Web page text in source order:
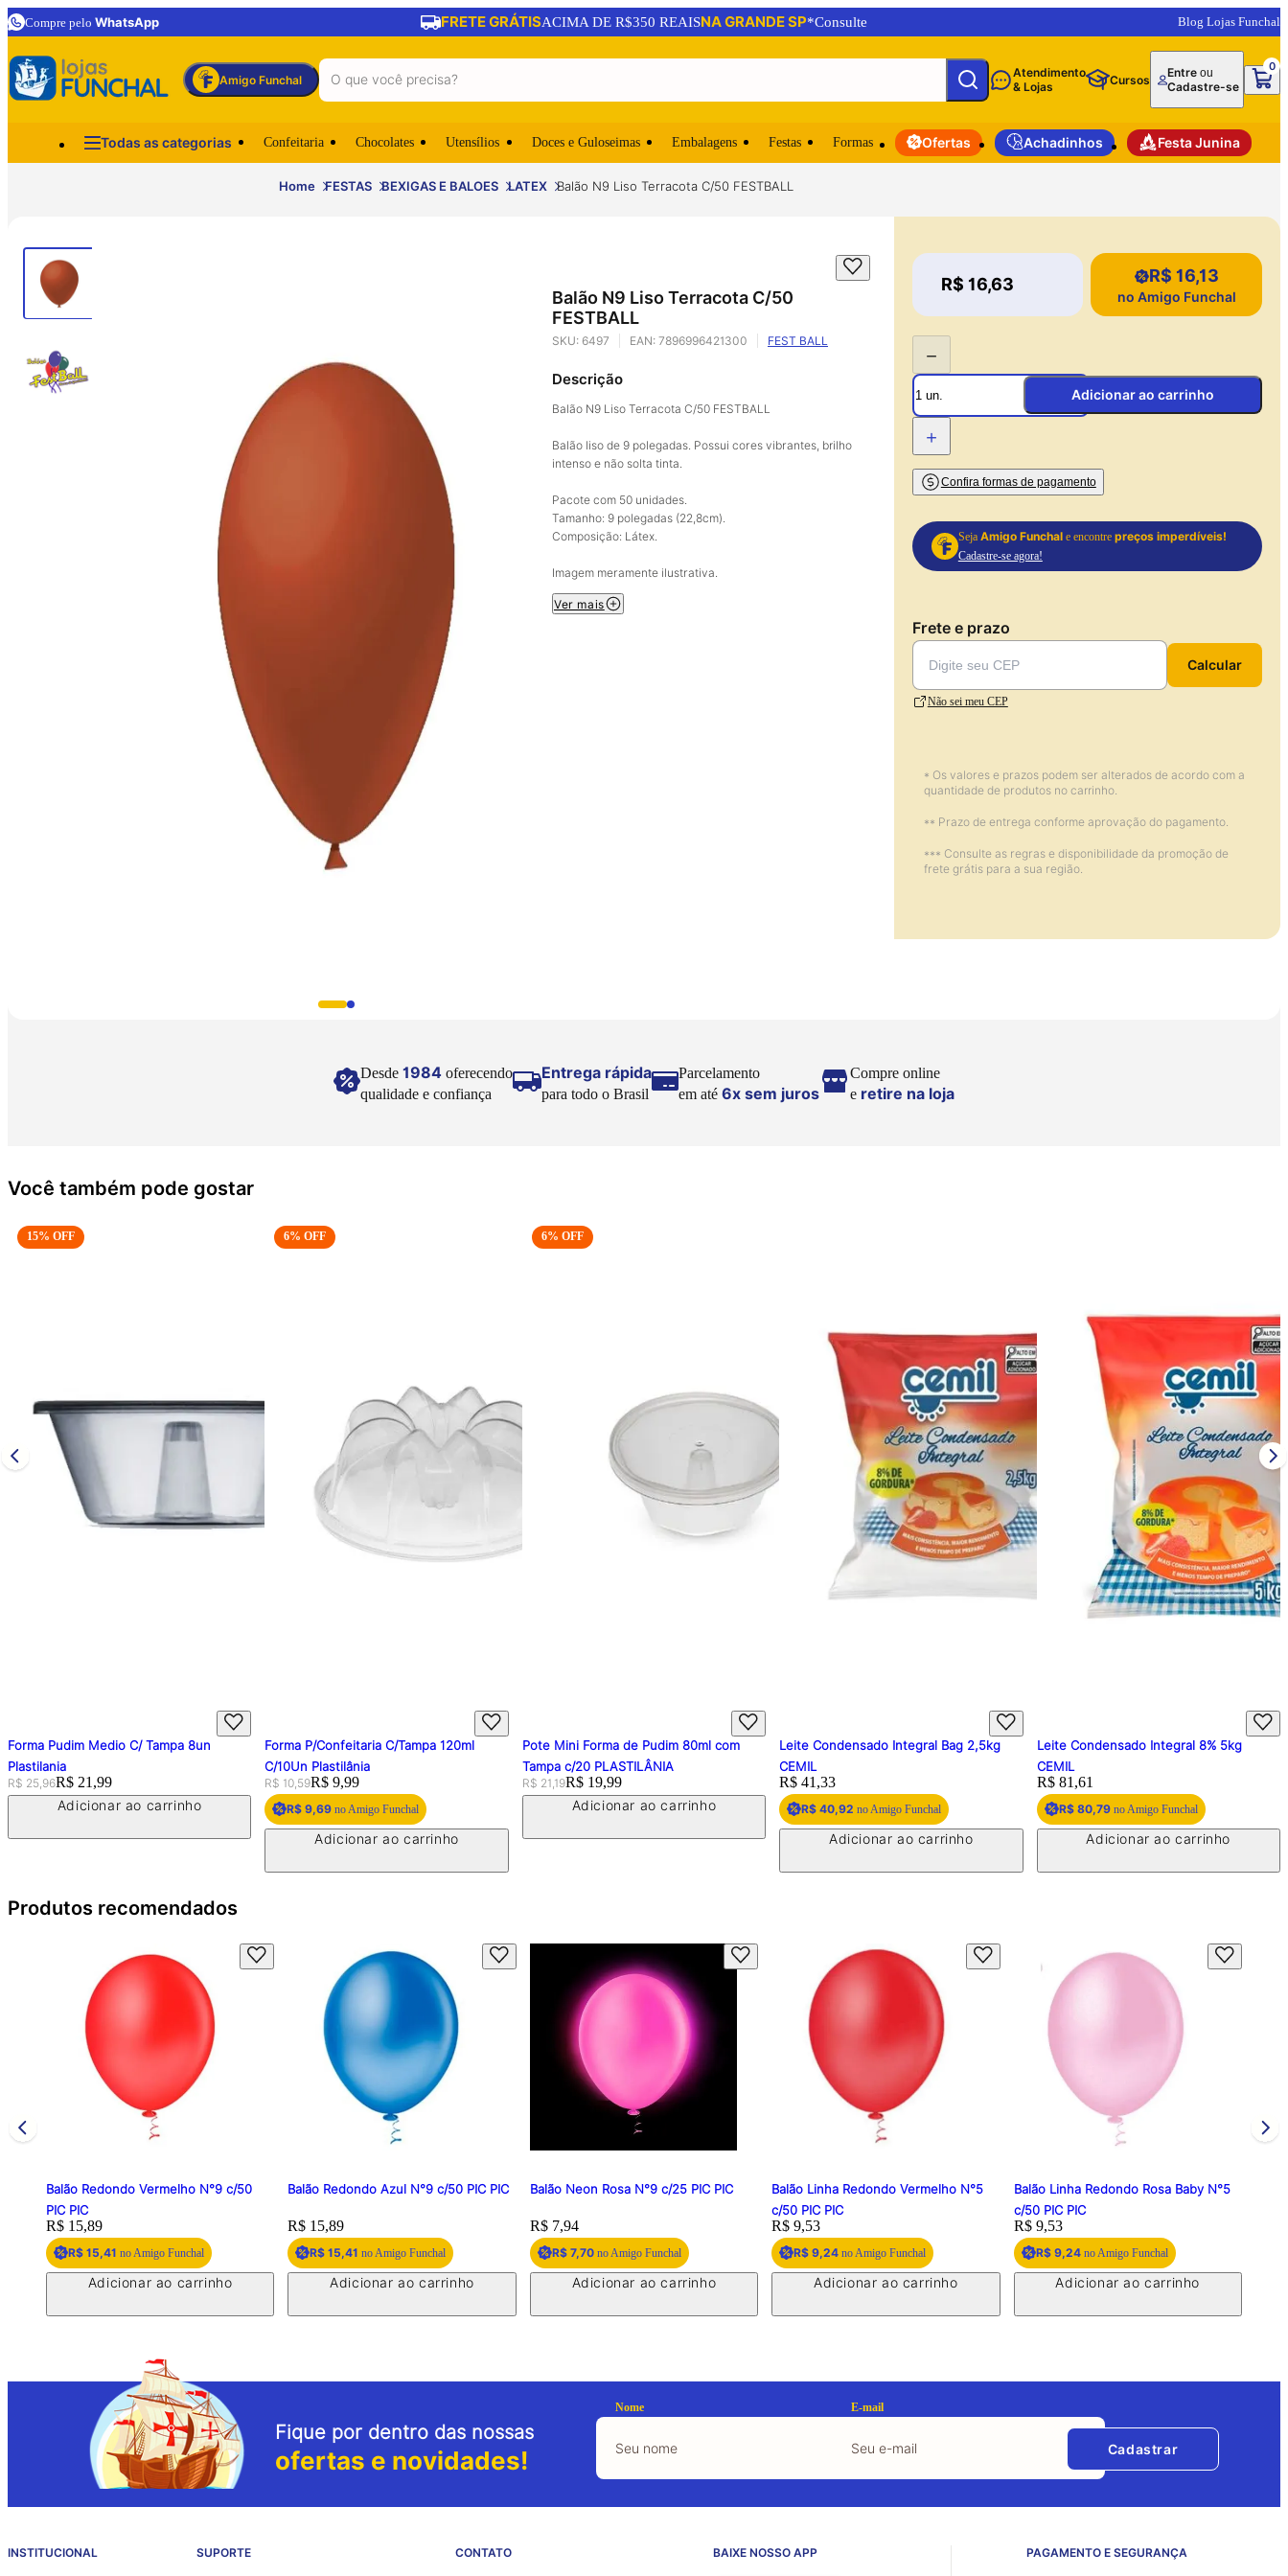
Compre pelo WhatsApp FRETE GRÁTISACIMA DE R$350 REAISNA GRANDE SP*Consulte Blog Lojas Funchal
Amigo Funchal
Atendimento
& Lojas
Cursos Entreou
Cadastre-se
0
Todas as categorias Confeitaria Chocolates Utensílios Doces e Guloseimas Embalagens Festas Formas Ofertas Achadinhos Festa Junina
Home FESTAS BEXIGAS E BALOES LATEX Balão N9 Liso Terracota C/50 FESTBALL
Balão N9 Liso Terracota C/50
FESTBALL
SKU: 6497 EAN: 7896996421300 FEST BALL
Descrição
Balão N9 Liso Terracota C/50 FESTBALL
Balão liso de 9 polegadas. Possui cores vibrantes, brilho
intenso e não solta tinta.
Pacote com 50 unidades.
Tamanho: 9 polegadas (22,8cm).
Composição: Látex.
Imagem meramente ilustrativa.
Ver mais
Price:
R$ 16,63 Price:
R$ 16,13
no Amigo Funchal
−
+
Adicionar ao carrinho
Confira formas de pagamento
Seja Amigo Funchale encontre preços imperdíveis!
Cadastre-se agora!
Frete e prazo
Calcular
Não sei meu CEP
* Os valores e prazos podem ser alterados de acordo com a
quantidade de produtos no carrinho.
** Prazo de entrega conforme aprovação do pagamento.
*** Consulte as regras e disponibilidade da promoção de
frete grátis para a sua região.
Desde 1984 oferecendo
qualidade e confiança
Entrega rápida
para todo o Brasil
Parcelamento
em até 6x sem juros
Compre online
e retire na loja
Você também pode gostar
15% OFF
Forma Pudim Medio C/ Tampa 8un
Plastilania
Original price:
R$ 25,96Price:
R$ 21,99
Adicionar ao carrinho
6% OFF
Forma P/Confeitaria C/Tampa 120ml
C/10Un Plastilânia
Original price:
R$ 10,59Price:
R$ 9,99
R$ 9,69 no Amigo Funchal
Adicionar ao carrinho
6% OFF
Pote Mini Forma de Pudim 80ml com
Tampa c/20 PLASTILÂNIA
Original price:
R$ 21,19Price:
R$ 19,99
Adicionar ao carrinho
Leite Condensado Integral Bag 2,5kg
CEMIL
Price:
R$ 41,33
R$ 40,92 no Amigo Funchal
Adicionar ao carrinho
Leite Condensado Integral 8% 5kg
CEMIL
Price:
R$ 81,61
R$ 80,79no Amigo Funchal
Adicionar ao carrinho
Produtos recomendados
Balão Redondo Vermelho N°9 c/50
PIC PIC
Price:
R$ 15,89
R$ 15,41 no Amigo Funchal
Adicionar ao carrinho
Balão Redondo Azul N°9 c/50 PIC PIC
Price:
R$ 15,89
R$ 15,41 no Amigo Funchal
Adicionar ao carrinho
Balão Neon Rosa N°9 c/25 PIC PIC
Price:
R$ 7,94
R$ 7,70no Amigo Funchal
Adicionar ao carrinho
Balão Linha Redondo Vermelho N°5
c/50 PIC PIC
Price:
R$ 9,53
R$ 9,24 no Amigo Funchal
Adicionar ao carrinho
Balão Linha Redondo Rosa Baby N°5
c/50 PIC PIC
Price:
R$ 9,53
R$ 9,24no Amigo Funchal
Adicionar ao carrinho
Fique por dentro das nossas
ofertas e novidades!
Nome E-mail
Cadastrar
INSTITUCIONAL SUPORTE CONTATO BAIXE NOSSO APP PAGAMENTO E SEGURANÇA